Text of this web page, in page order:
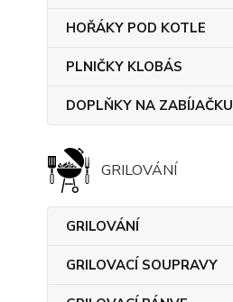
HOŘÁKY POD KOTLE
PLNIČKY KLOBÁS
DOPLŇKY NA ZABÍJAČKU
GRILOVÁNÍ
GRILOVÁNÍ
GRILOVACÍ SOUPRAVY